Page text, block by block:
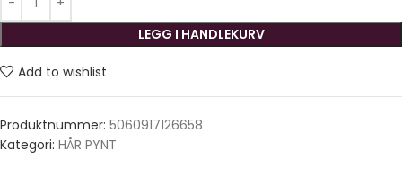
LEGG I HANDLEKURV
Add to wishlist
Produktnummer: 5060917126658
Kategori: HÅR PYNT